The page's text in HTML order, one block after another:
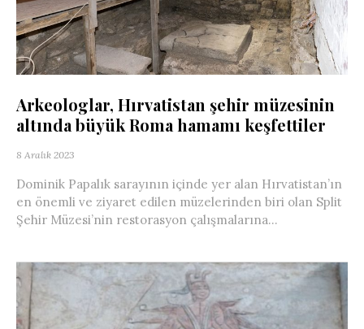
Arkeologlar, Hırvatistan şehir müzesinin
altında büyük Roma hamamı keşfettiler
8 Aralık 2023
Dominik Papalık sarayının içinde yer alan Hırvatistan’ın
en önemli ve ziyaret edilen müzelerinden biri olan Split
Şehir Müzesi’nin restorasyon çalışmalarına...